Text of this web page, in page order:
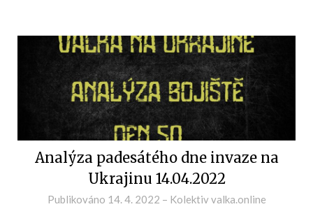
Analýza padesátého dne invaze na
Ukrajinu 14.04.2022
Publikováno 14. 4. 2022 – Kolektiv valka.online